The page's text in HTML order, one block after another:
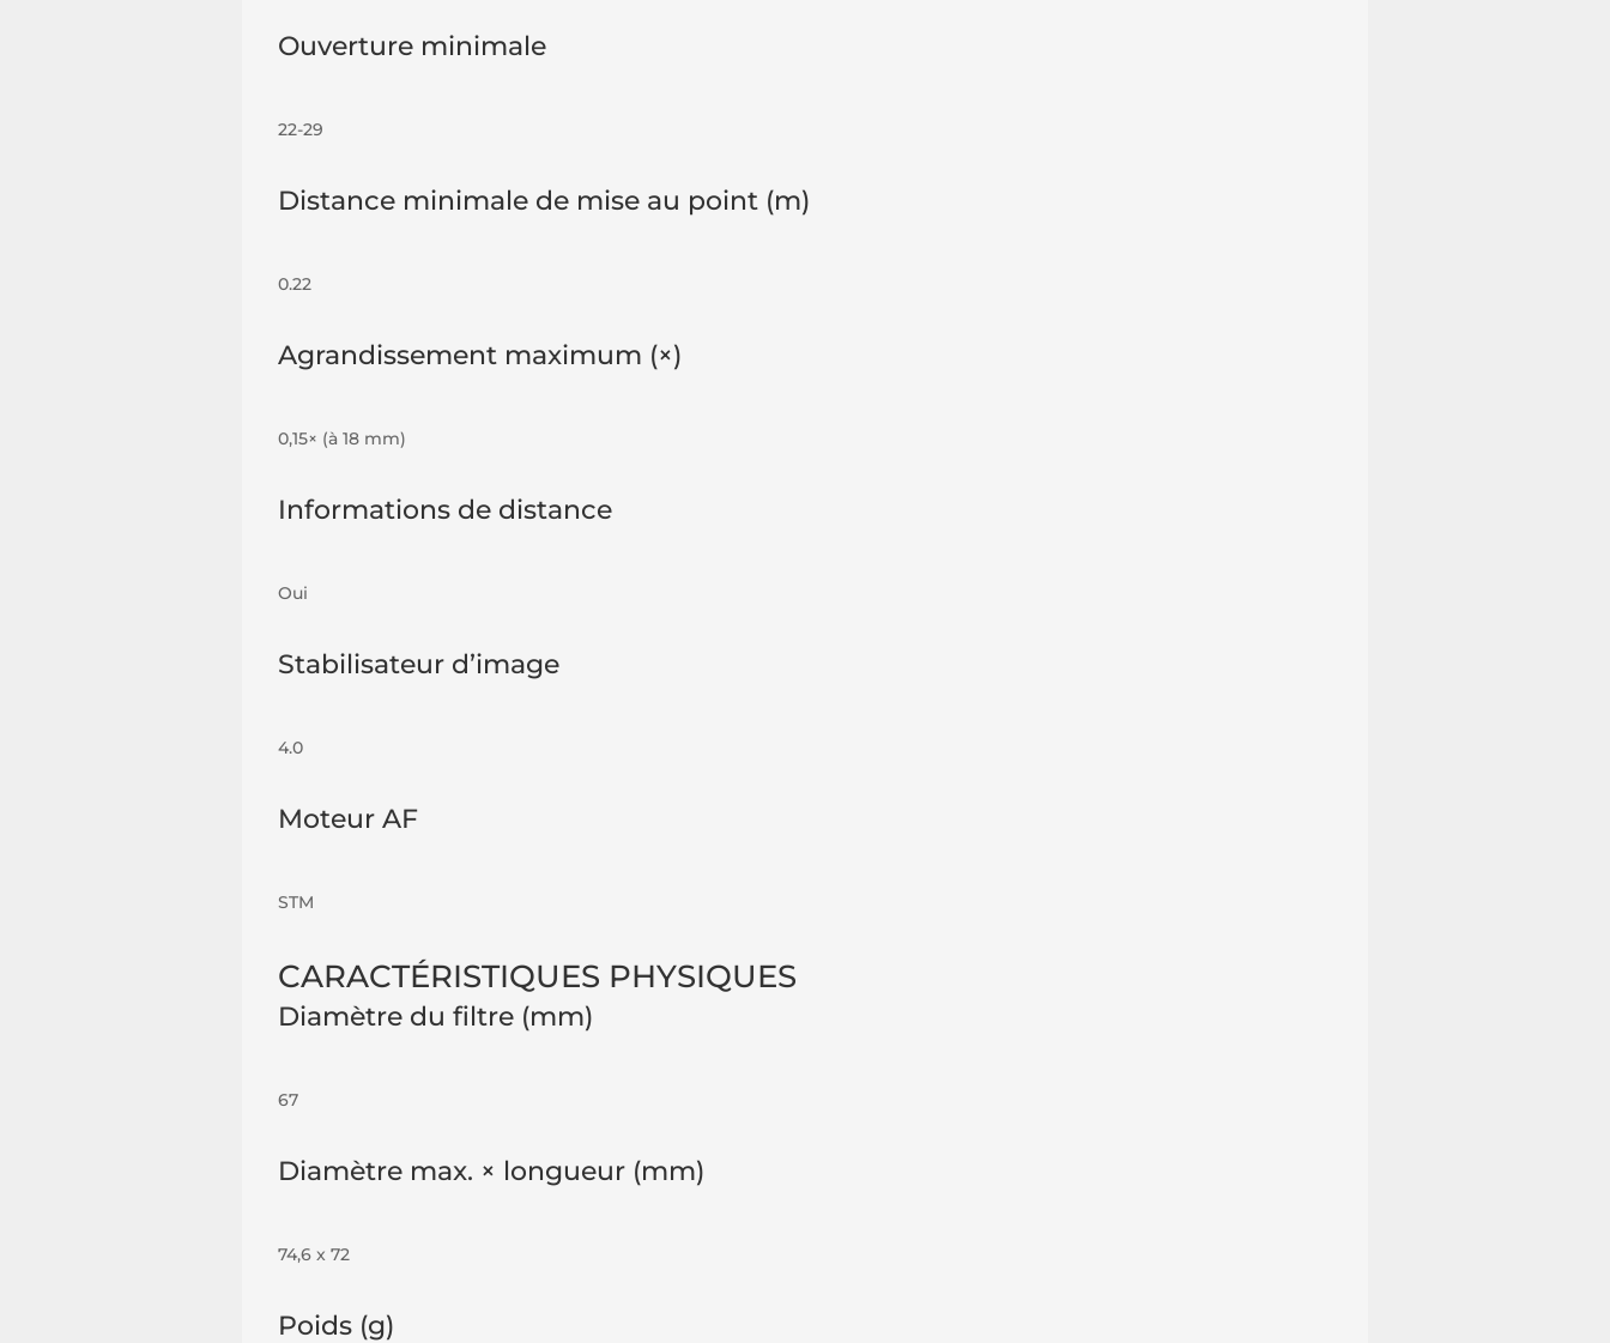
Ouverture minimale
22-29
Distance minimale de mise au point (m)
0.22
Agrandissement maximum (×)
0,15× (à 18 mm)
Informations de distance
Oui
Stabilisateur d’image
4.0
Moteur AF
STM
CARACTÉRISTIQUES PHYSIQUES
Diamètre du filtre (mm)
67
Diamètre max. × longueur (mm)
74,6 x 72
Poids (g)